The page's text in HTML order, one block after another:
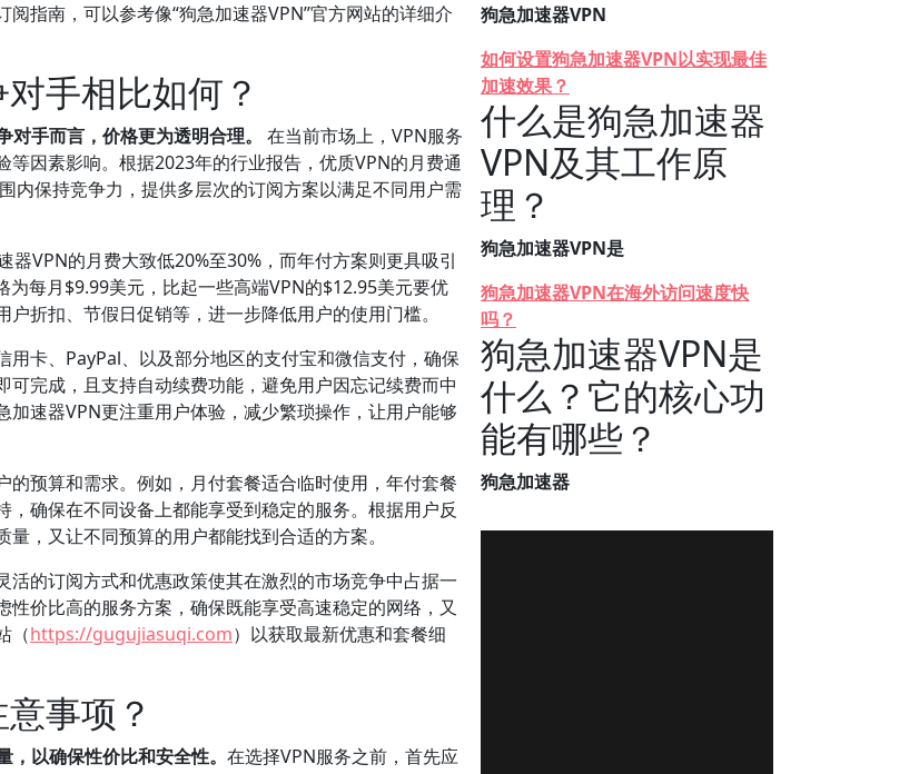
指南，可以参考像“狗急加速器VPN”官方网站的详细介
手相比如何？
手而言，价格更为透明合理。
在当前市场上，VPN服务
因素影响。根据2023年的行业报告，优质VPN的月费通
内保持竞争力，提供多层次的订阅方案以满足不同用户需
VPN的月费大致低20%至30%，而年付方案则更具吸引
每月$9.99美元，比起一些高端VPN的$12.95美元要优
折扣、节假日促销等，进一步降低用户的使用门槛。
卡、PayPal、以及部分地区的支付宝和微信支付，确保
完成，且支持自动续费功能，避免用户因忘记续费而中
速器VPN更注重用户体验，减少繁琐操作，让用户能够
预算和需求。例如，月付套餐适合临时使用，年付套餐
确保在不同设备上都能享受到稳定的服务。根据用户反
，又让不同预算的用户都能找到合适的方案。
的订阅方式和优惠政策使其在激烈的市场竞争中占据一
价比高的服务方案，确保既能享受高速稳定的网络，又
（https://gugujiasuqi.com）以获取最新优惠和套餐细
事项？
以确保性价比和安全性。 在选择VPN服务之前，首先应
狗急加速器VPN
如何设置狗急加速器VPN以实现最佳
加速效果？
什么是狗急加速器
VPN及其工作原
理？
狗急加速器VPN是
狗急加速器VPN在海外访问速度快
吗？
狗急加速器VPN是
什么？它的核心功
能有哪些？
狗急加速器